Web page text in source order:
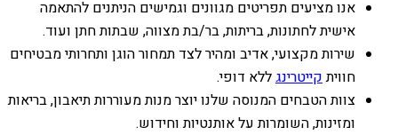
אנו מציעים תפריטים מגוונים וגמישים הניתנים להתאמה
אישית לחתונות, בריתות, בר/בת מצווה, שבתות חתן ועוד.
שירות מקצועי, אדיב ומהיר לצד תמחור הוגן ותחרותי מבטיחים
חוויתקייטרינגללא דופי.
צוות הטבחים המנוסה שלנו יוצר מנות מעוררות תיאבון, בריאות
ומזינות, השומרות על אותנטיות וחידוש.